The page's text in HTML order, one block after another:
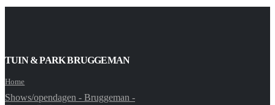
TUIN & PARK BRUGGEMAN
Home
Shows/opendagen - Bruggeman -